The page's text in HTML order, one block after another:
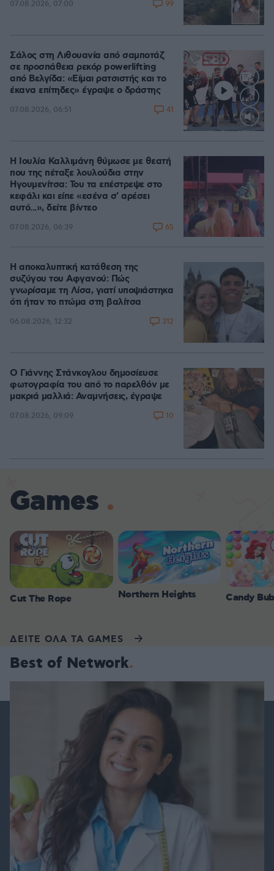
07.08.2026, 07:00 99
Loaded
Σάλος στη Λιθουανία από σαμποτάζ
σε προσπάθεια ρεκόρ powerlifting
από Βελγίδα: «Είμαι ρατσιστής και το
έκανα επίτηδες» έγραψε ο δράστης
07.08.2026, 06:51 41
Η Ιουλία Καλλιμάνη θύμωσε με θεατή
που της πέταξε λουλούδια στην
Ηγουμενίτσα: Του τα επέστρεψε στο
κεφάλι και είπε «εσένα σ' αρέσει
αυτό...», δείτε βίντεο
07.08.2026, 06:39 65
Η αποκαλυπτική κατάθεση της
συζύγου του Αφγανού: Πώς
γνωρίσαμε τη Λίσα, γιατί υποψιάστηκα
ότι ήταν το πτώμα στη βαλίτσα
06.08.2026, 12:32 312
Ο Γιάννης Στάνκογλου δημοσίευσε
φωτογραφία του από το παρελθόν με
μακριά μαλλιά: Αναμνήσεις, έγραψε
07.08.2026, 09:09 10
Games
Cut The Rope Northern Heights Candy
ΔΕΙΤΕ ΟΛΑ ΤΑ GAMES
Best of Network